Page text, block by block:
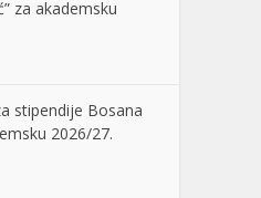
za akademsku
stipendije Bosana
2026/27.